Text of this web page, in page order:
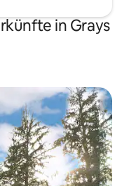
in Grays